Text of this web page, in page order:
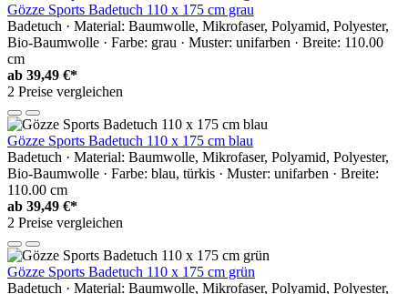
Gözze Sports Badetuch 110 x 175 cm grau
Badetuch · Material: Baumwolle, Mikrofaser, Polyamid, Polyester,
Bio-Baumwolle · Farbe: grau · Muster: unifarben · Breite: 110.00
cm
ab 39,49 €*
2 Preise vergleichen
Gözze Sports Badetuch 110 x 175 cm blau
Badetuch · Material: Baumwolle, Mikrofaser, Polyamid, Polyester,
Bio-Baumwolle · Farbe: blau, türkis · Muster: unifarben · Breite:
110.00 cm
ab 39,49 €*
2 Preise vergleichen
Gözze Sports Badetuch 110 x 175 cm grün
Badetuch · Material: Baumwolle, Mikrofaser, Polyamid, Polyester,